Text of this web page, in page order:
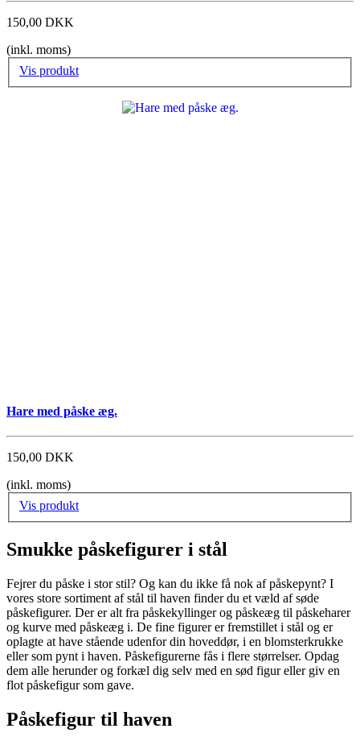
150,00 DKK
(inkl. moms)
Vis produkt
Hare med påske æg.
150,00 DKK
(inkl. moms)
Vis produkt
Smukke påskefigurer i stål
Fejrer du påske i stor stil? Og kan du ikke få nok af påskepynt? I
vores store sortiment af stål til haven finder du et væld af søde
påskefigurer. Der er alt fra påskekyllinger og påskeæg til påskeharer
og kurve med påskeæg i. De fine figurer er fremstillet i stål og er
oplagte at have stående udenfor din hoveddør, i en blomsterkrukke
eller som pynt i haven. Påskefigurerne fås i flere størrelser. Opdag
dem alle herunder og forkæl dig selv med en sød figur eller giv en
flot påskefigur som gave.
Påskefigur til haven